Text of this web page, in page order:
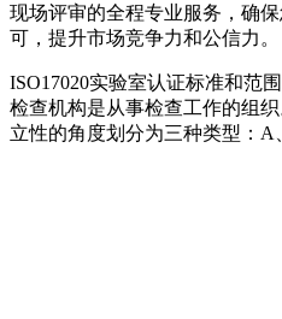
现场评审的全程专业服务，确
可，提升市场竞争力和公信力。
ISO17020实验室认证标准和范围
检查机构是从事检查工作的组
立性的角度划分为三种类型：A